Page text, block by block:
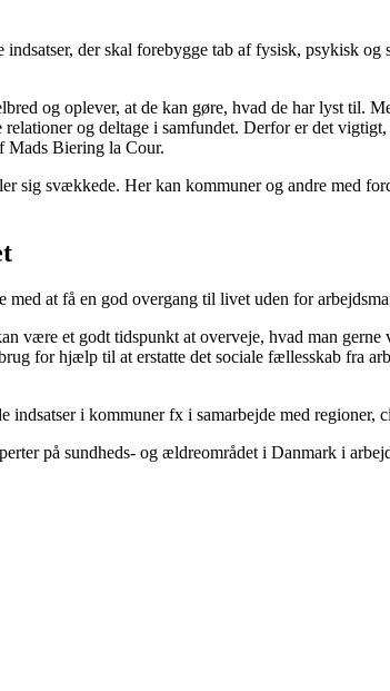
der skal forebygge tab af fysisk, psykisk
og oplever, at de kan gøre, hvad de har lyst
og deltage i samfundet. Derfor er det
Mads Biering la Cour.
sig svækkede. Her kan kommuner og andre med
at få en god overgang til livet uden for
være et godt tidspunkt at overveje, hvad man
for hjælp til at erstatte det sociale fællesskab fra
i kommuner fx i samarbejde med regioner,
på sundheds- og ældreområdet i Danmark i